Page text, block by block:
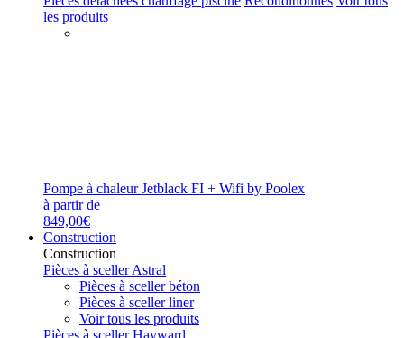
les produits
Pompe à chaleur Jetblack FI + Wifi by Poolex
à partir de
849,00€
Construction
Construction
Pièces à sceller Astral
Pièces à sceller béton
Pièces à sceller liner
Voir tous les produits
Pièces à sceller Hayward